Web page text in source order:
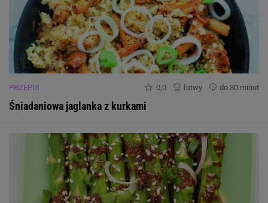
PRZEPIS 0,0 łatwy do 30 minut
Śniadaniowa jaglanka z kurkami